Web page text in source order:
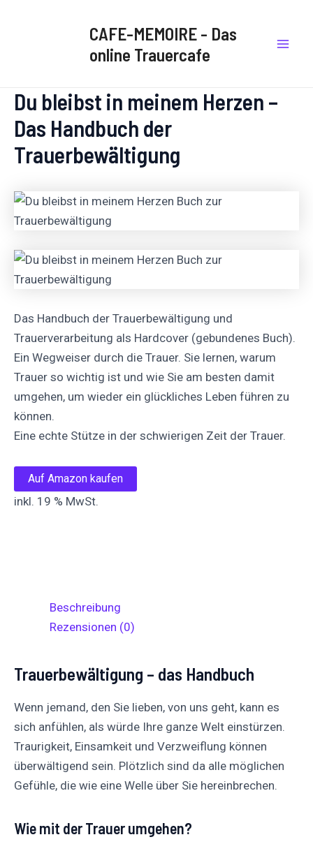
CAFE-MEMOIRE - Das
online Trauercafe
Du bleibst in meinem Herzen –
Das Handbuch der
Trauerbewältigung
Das Handbuch der Trauerbewältigung und
Trauerverarbeitung als Hardcover (gebundenes Buch).
Ein Wegweiser durch die Trauer. Sie lernen, warum
Trauer so wichtig ist und wie Sie am besten damit
umgehen, um wieder ein glückliches Leben führen zu
können.
Eine echte Stütze in der schwierigen Zeit der Trauer.
Auf Amazon kaufen
inkl. 19 % MwSt.
Beschreibung
Rezensionen (0)
Trauerbewältigung – das Handbuch
Wenn jemand, den Sie lieben, von uns geht, kann es
sich anfühlen, als würde Ihre ganze Welt einstürzen.
Traurigkeit, Einsamkeit und Verzweiflung können
überwältigend sein. Plötzlich sind da alle möglichen
Gefühle, die wie eine Welle über Sie hereinbrechen.
Wie mit der Trauer umgehen?